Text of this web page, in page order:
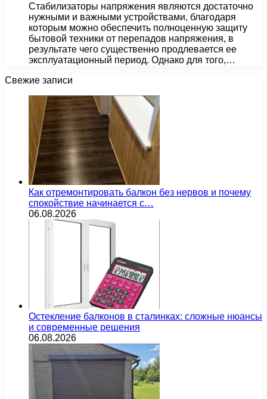
Стабилизаторы напряжения являются достаточно
нужными и важными устройствами, благодаря
которым можно обеспечить полноценную защиту
бытовой техники от перепадов напряжения, в
результате чего существенно продлевается ее
эксплуатационный период. Однако для того,…
Свежие записи
Как отремонтировать балкон без нервов и почему
спокойствие начинается с…
06.08.2026
Остекление балконов в сталинках: сложные нюансы
и современные решения
06.08.2026